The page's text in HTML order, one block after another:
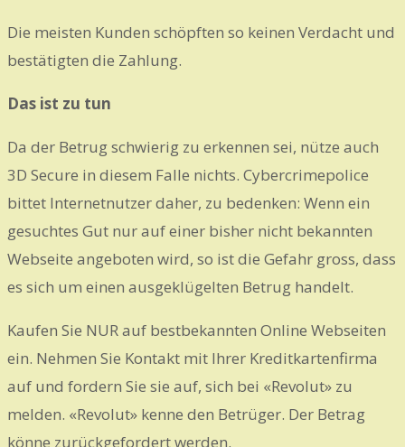
Die meisten Kunden schöpften so keinen Verdacht und
bestätigten die Zahlung.
Das ist zu tun
Da der Betrug schwierig zu erkennen sei, nütze auch
3D Secure in diesem Falle nichts. Cybercrimepolice
bittet Internetnutzer daher, zu bedenken: Wenn ein
gesuchtes Gut nur auf einer bisher nicht bekannten
Webseite angeboten wird, so ist die Gefahr gross, dass
es sich um einen ausgeklügelten Betrug handelt.
Kaufen Sie NUR auf bestbekannten Online Webseiten
ein. Nehmen Sie Kontakt mit Ihrer Kreditkartenfirma
auf und fordern Sie sie auf, sich bei «Revolut» zu
melden. «Revolut» kenne den Betrüger. Der Betrag
könne zurückgefordert werden.